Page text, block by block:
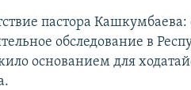
пастора
обследование в
основанием для